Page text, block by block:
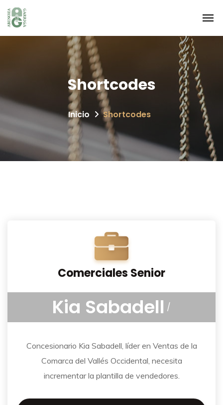
Shortcodes
Inicio Shortcodes
Comerciales Senior
Kia Sabadell /
Concesionario Kia Sabadell, líder en Ventas de la
Comarca del Vallés Occidental, necesita
incrementar la plantilla de vendedores.